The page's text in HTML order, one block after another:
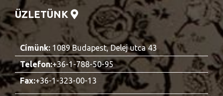
ÜZLETÜNK
Címünk: 1089 Budapest, Delej utca 43
Telefon:+36-1-788-50-95
Fax:+36-1-323-00-13